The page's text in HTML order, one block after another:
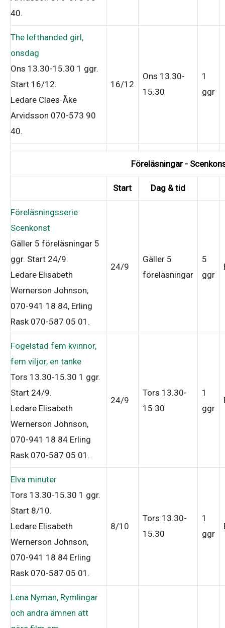
40.
The lefthanded girl,
onsdag
Ons 13.30-15.30 1 ggr.
Start 16/12.
Ledare Claes-Åke
Arvidsson 070-573 90
40.
16/12
Ons 13.30-
15.30
1
ggr
Föreläsningar -
Start Dag & tid
Föreläsningsserie
Scenkonst
Gäller 5 föreläsningar 5
ggr. Start 24/9.
Ledare Elisabeth
Wernerson Johnson,
070-941 18 84, Erling
Rask 070-587 05 01 .
24/9
Gäller 5
föreläsningar
5
ggr
Fogelstad fem kvinnor,
fem viljor, en tanke
Tors 13.30-15.30 1 ggr.
Start 24/9.
Ledare Elisabeth
Wernerson Johnson,
070-941 18 84 Erling
Rask 070-587 05 01 .
24/9
Tors 13.30-
15.30
1
ggr
Elva minuter
Tors 13.30-15.30 1 ggr.
Start 8/10.
Ledare Elisabeth
Wernerson Johnson,
070-941 18 84 Erling
Rask 070-587 05 01 .
8/10
Tors 13.30-
15.30
1
ggr
Lena Nyman, Rymlingar
och andra ämnen att